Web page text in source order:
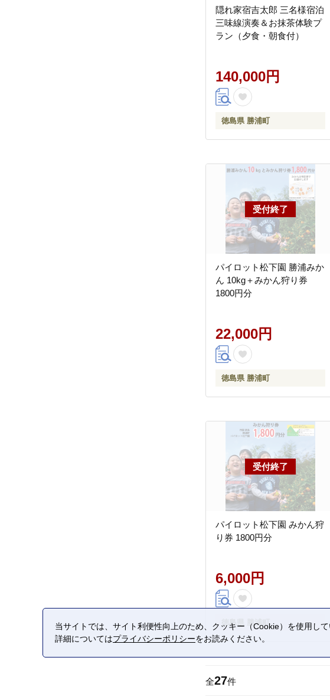
隠れ家宿吉太郎 三名様宿泊
三味線演奏＆お抹茶体験プ
ラン（夕食・朝食付）
140,000円
徳島県 勝浦町
パイロット松下園 勝浦みか
ん 10kg＋みかん狩り券
1800円分
22,000円
徳島県 勝浦町
パイロット松下園 みかん狩
り券 1800円分
6,000円
徳島県 勝浦町
全27件
当サイトでは、サイト利便性向上のため、クッキー（Cookie）を使用し
詳細についてはプライバシーポリシーをお読みください。